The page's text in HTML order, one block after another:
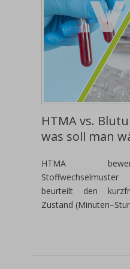
HTMA vs.
was soll man
HTMA
beurteilt den
Zustand